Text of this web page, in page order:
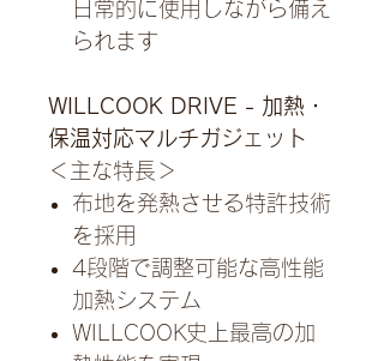
日常的に使用しながら備え
られます
WILLCOOK DRIVE - 加熱・
保温対応マルチガジェット
＜主な特長＞
布地を発熱させる特許技術
を採用
4段階で調整可能な高性能
加熱システム
WILLCOOK史上最高の加